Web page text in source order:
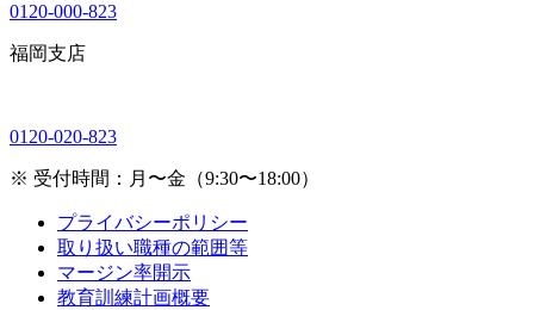
0120-000-823
福岡支店
0120-020-823
※ 受付時間：月〜金（9:30〜18:00）
プライバシーポリシー
取り扱い職種の範囲等
マージン率開示
教育訓練計画概要